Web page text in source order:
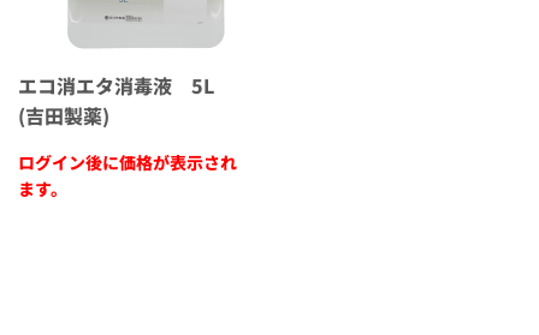
エコ消エタ消毒液 5L
(吉田製薬)
ログイン後に価格が表示され
ます。